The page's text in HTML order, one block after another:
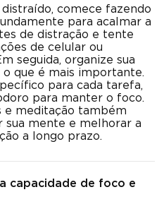
comece fazendo
para acalmar a
de distração e tente
de celular ou
seguida, organize sua
que é mais importante.
para cada tarefa,
para manter o foco.
e meditação também
sua mente e melhorar a
a longo prazo.
capacidade de foco e